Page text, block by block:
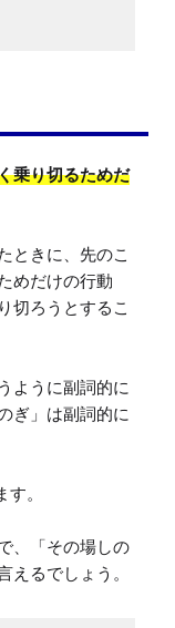
乗り切るためだ
ときに、先のこ
めだけの行動
切ろうとするこ
ように副詞的に
ぎ」は副詞的に
。
、「その場しの
えるでしょう。